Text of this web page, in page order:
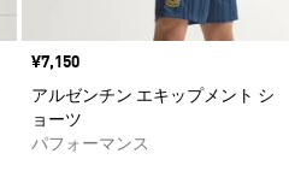
価格
¥7,150
アルゼンチン エキップメント シ
ョーツ
パフォーマンス